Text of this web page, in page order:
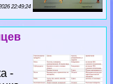
22:49:24
-